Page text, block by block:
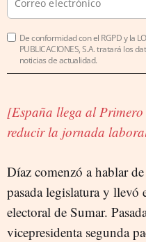
De conformidad con el RGPD y la
PUBLICACIONES, S.A. tratará los
noticias de actualidad.
[España llega al
reducir la jornada
Díaz comenzó a hablar
pasada legislatura y llevó
electoral de Sumar.
vicepresidenta segunda